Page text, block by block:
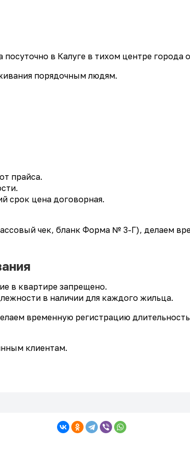
в Калуге в тихом центре города
порядочным людям.
прайса.
срок цена договорная.
чек, бланк Форма № 3-Г), делаем
в квартире запрещено.
в наличии для каждого жильца.
временную регистрацию
клиентам.